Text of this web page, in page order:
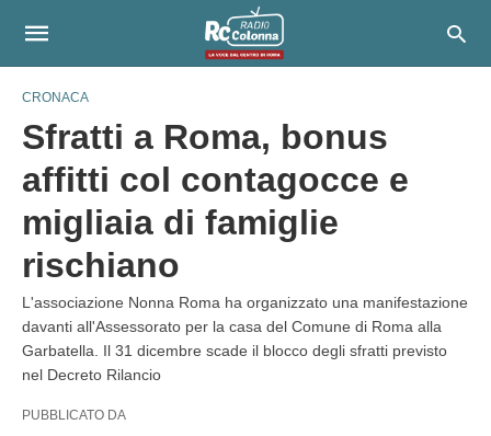
CRONACA
Sfratti a Roma, bonus
affitti col contagocce e
migliaia di famiglie
rischiano
L'associazione Nonna Roma ha organizzato una manifestazione
davanti all'Assessorato per la casa del Comune di Roma alla
Garbatella. Il 31 dicembre scade il blocco degli sfratti previsto
nel Decreto Rilancio
PUBBLICATO DA